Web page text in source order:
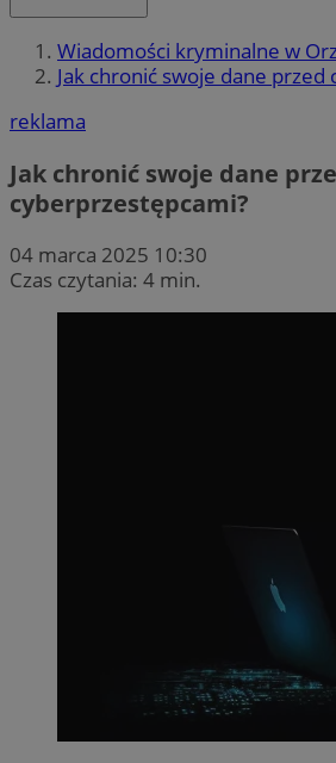
Wiadomości kryminalne w
Jak chronić swoje dane
reklama
Jak chronić swoje dane
cyberprzestępcami?
04 marca 2025 10:30
Czas czytania: 4 min.